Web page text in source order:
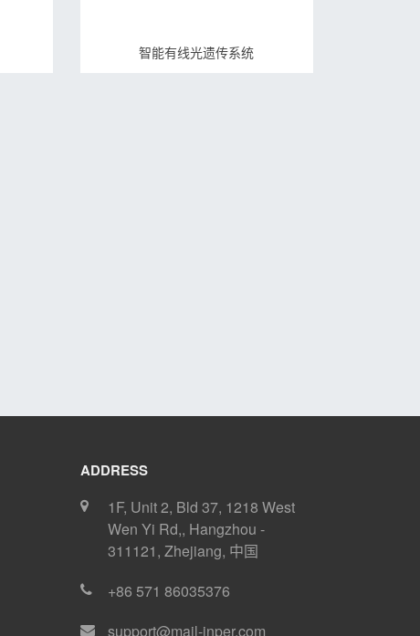
智能有线光遗传系统
ADDRESS
1F, Unit 2, Bld 37, 1218 West
Wen Yi Rd,, Hangzhou -
311121, Zhejiang, 中国
+86 571 86035376
support@mail-inper.com